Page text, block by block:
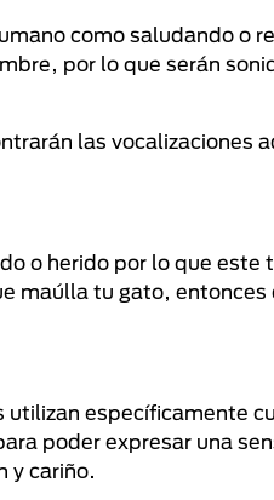
como saludando o
por lo que serán
las vocalizaciones
o herido por lo que este
maúlla tu gato,
específicamente
poder expresar una
y cariño.